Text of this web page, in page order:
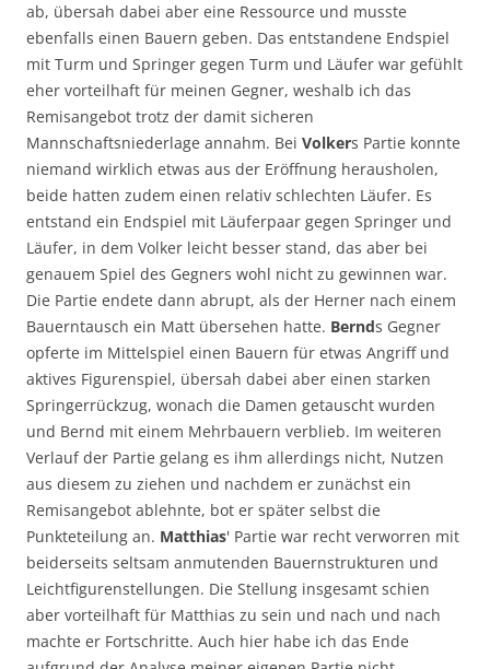
ab, übersah dabei aber eine Ressource und musste
ebenfalls einen Bauern geben. Das entstandene Endspiel
mit Turm und Springer gegen Turm und Läufer war gefühlt
eher vorteilhaft für meinen Gegner, weshalb ich das
Remisangebot trotz der damit sicheren
Mannschaftsniederlage annahm. Bei Volkers Partie konnte
niemand wirklich etwas aus der Eröffnung herausholen,
beide hatten zudem einen relativ schlechten Läufer. Es
entstand ein Endspiel mit Läuferpaar gegen Springer und
Läufer, in dem Volker leicht besser stand, das aber bei
genauem Spiel des Gegners wohl nicht zu gewinnen war.
Die Partie endete dann abrupt, als der Herner nach einem
Bauerntausch ein Matt übersehen hatte. Bernds Gegner
opferte im Mittelspiel einen Bauern für etwas Angriff und
aktives Figurenspiel, übersah dabei aber einen starken
Springerrückzug, wonach die Damen getauscht wurden
und Bernd mit einem Mehrbauern verblieb. Im weiteren
Verlauf der Partie gelang es ihm allerdings nicht, Nutzen
aus diesem zu ziehen und nachdem er zunächst ein
Remisangebot ablehnte, bot er später selbst die
Punkteteilung an. Matthias' Partie war recht verworren mit
beiderseits seltsam anmutenden Bauernstrukturen und
Leichtfigurenstellungen. Die Stellung insgesamt schien
aber vorteilhaft für Matthias zu sein und nach und nach
machte er Fortschritte. Auch hier habe ich das Ende